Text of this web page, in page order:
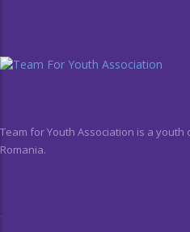
Team for Youth Association is a
Romania.